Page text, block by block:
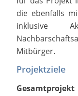
die ebenfalls
inklusive
Mitbürger.
Projektziele
Gesamtprojekt